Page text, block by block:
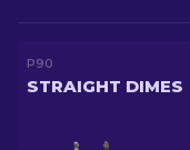
P90
STRAIGHT DIMES